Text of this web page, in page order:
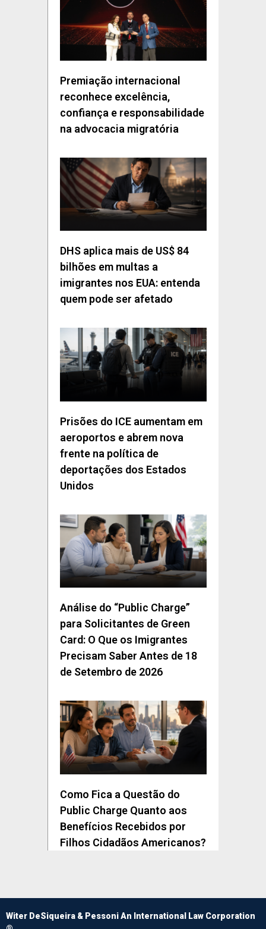
Premiação internacional
reconhece excelência,
confiança e responsabilidade
na advocacia migratória
DHS aplica mais de US$ 84
bilhões em multas a
imigrantes nos EUA: entenda
quem pode ser afetado
Prisões do ICE aumentam em
aeroportos e abrem nova
frente na política de
deportações dos Estados
Unidos
Análise do “Public Charge”
para Solicitantes de Green
Card: O Que os Imigrantes
Precisam Saber Antes de 18
de Setembro de 2026
Como Fica a Questão do
Public Charge Quanto aos
Benefícios Recebidos por
Filhos Cidadãos Americanos?
Witer DeSiqueira & Pessoni An International Law Corporation